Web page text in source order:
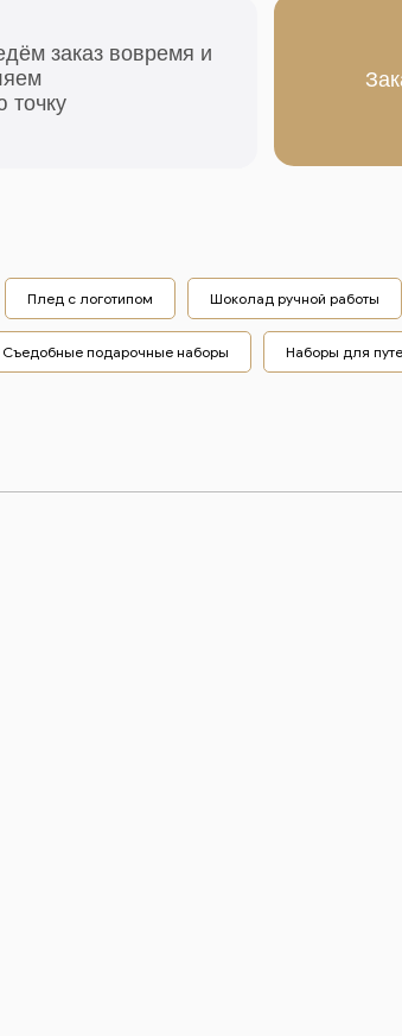
Плед с логотипом Шоколад ручной работы
Съедобные подарочные наборы Наборы для